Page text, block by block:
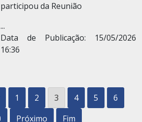
participou da Reunião
...
Data de Publicação: 15/05/2026
16:36
1 2 3 4 5
6
Próximo Fim